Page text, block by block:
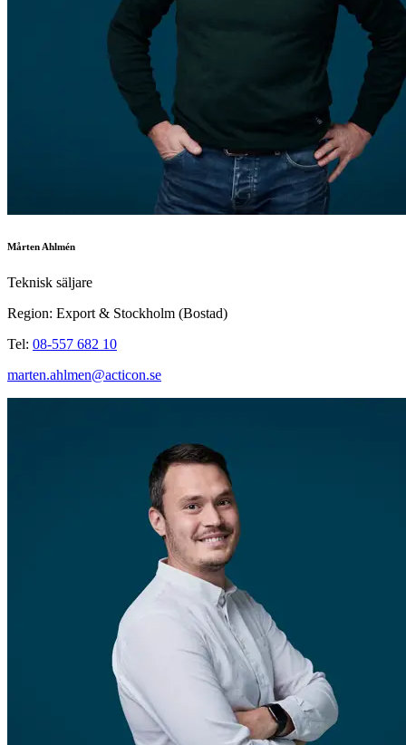
Mårten Ahlmén
Teknisk säljare
Region: Export & Stockholm (Bostad)
Tel: 08-557 682 10
marten.ahlmen@acticon.se